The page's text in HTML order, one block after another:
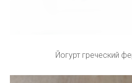
Йогурт греческий